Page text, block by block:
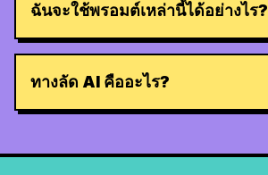
ฉันจะใช้พรอมต์เหล่านี้ได้อย่างไร?
ทางลัด AI คืออะไร?